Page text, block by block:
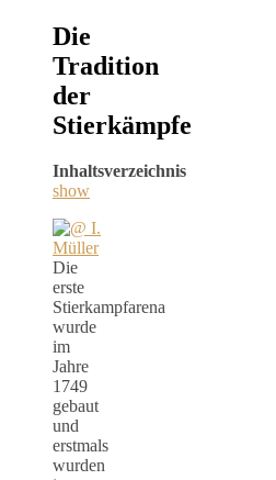
Die
Tradition
der
Stierkämpfe
Inhaltsverzeichnis
show
Die
erste
Stierkampfarena
wurde
im
Jahre
1749
gebaut
und
erstmals
wurden